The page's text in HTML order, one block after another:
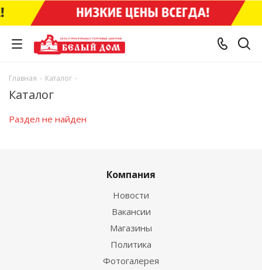
Главная - Каталог -
Каталог
Раздел не найден
Компания
Новости
Вакансии
Магазины
Политика
Фотогалерея